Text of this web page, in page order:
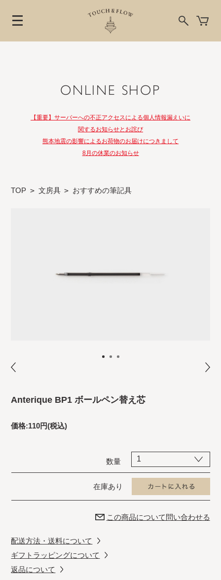
ONLINE SHOP
【重要】サーバーへの不正アクセスによる個人情報漏えいに
関するお知らせとお詫び
熊本地震の影響によるお荷物のお届けにつきまして
8月の休業のお知らせ
TOP > 文房具 > おすすめの筆記具
Anterique BP1 ボールペン替え芯
価格:110円(税込)
数量
在庫あり
この商品について問い合わせる
配送方法・送料について
ギフトラッピングについて
返品について